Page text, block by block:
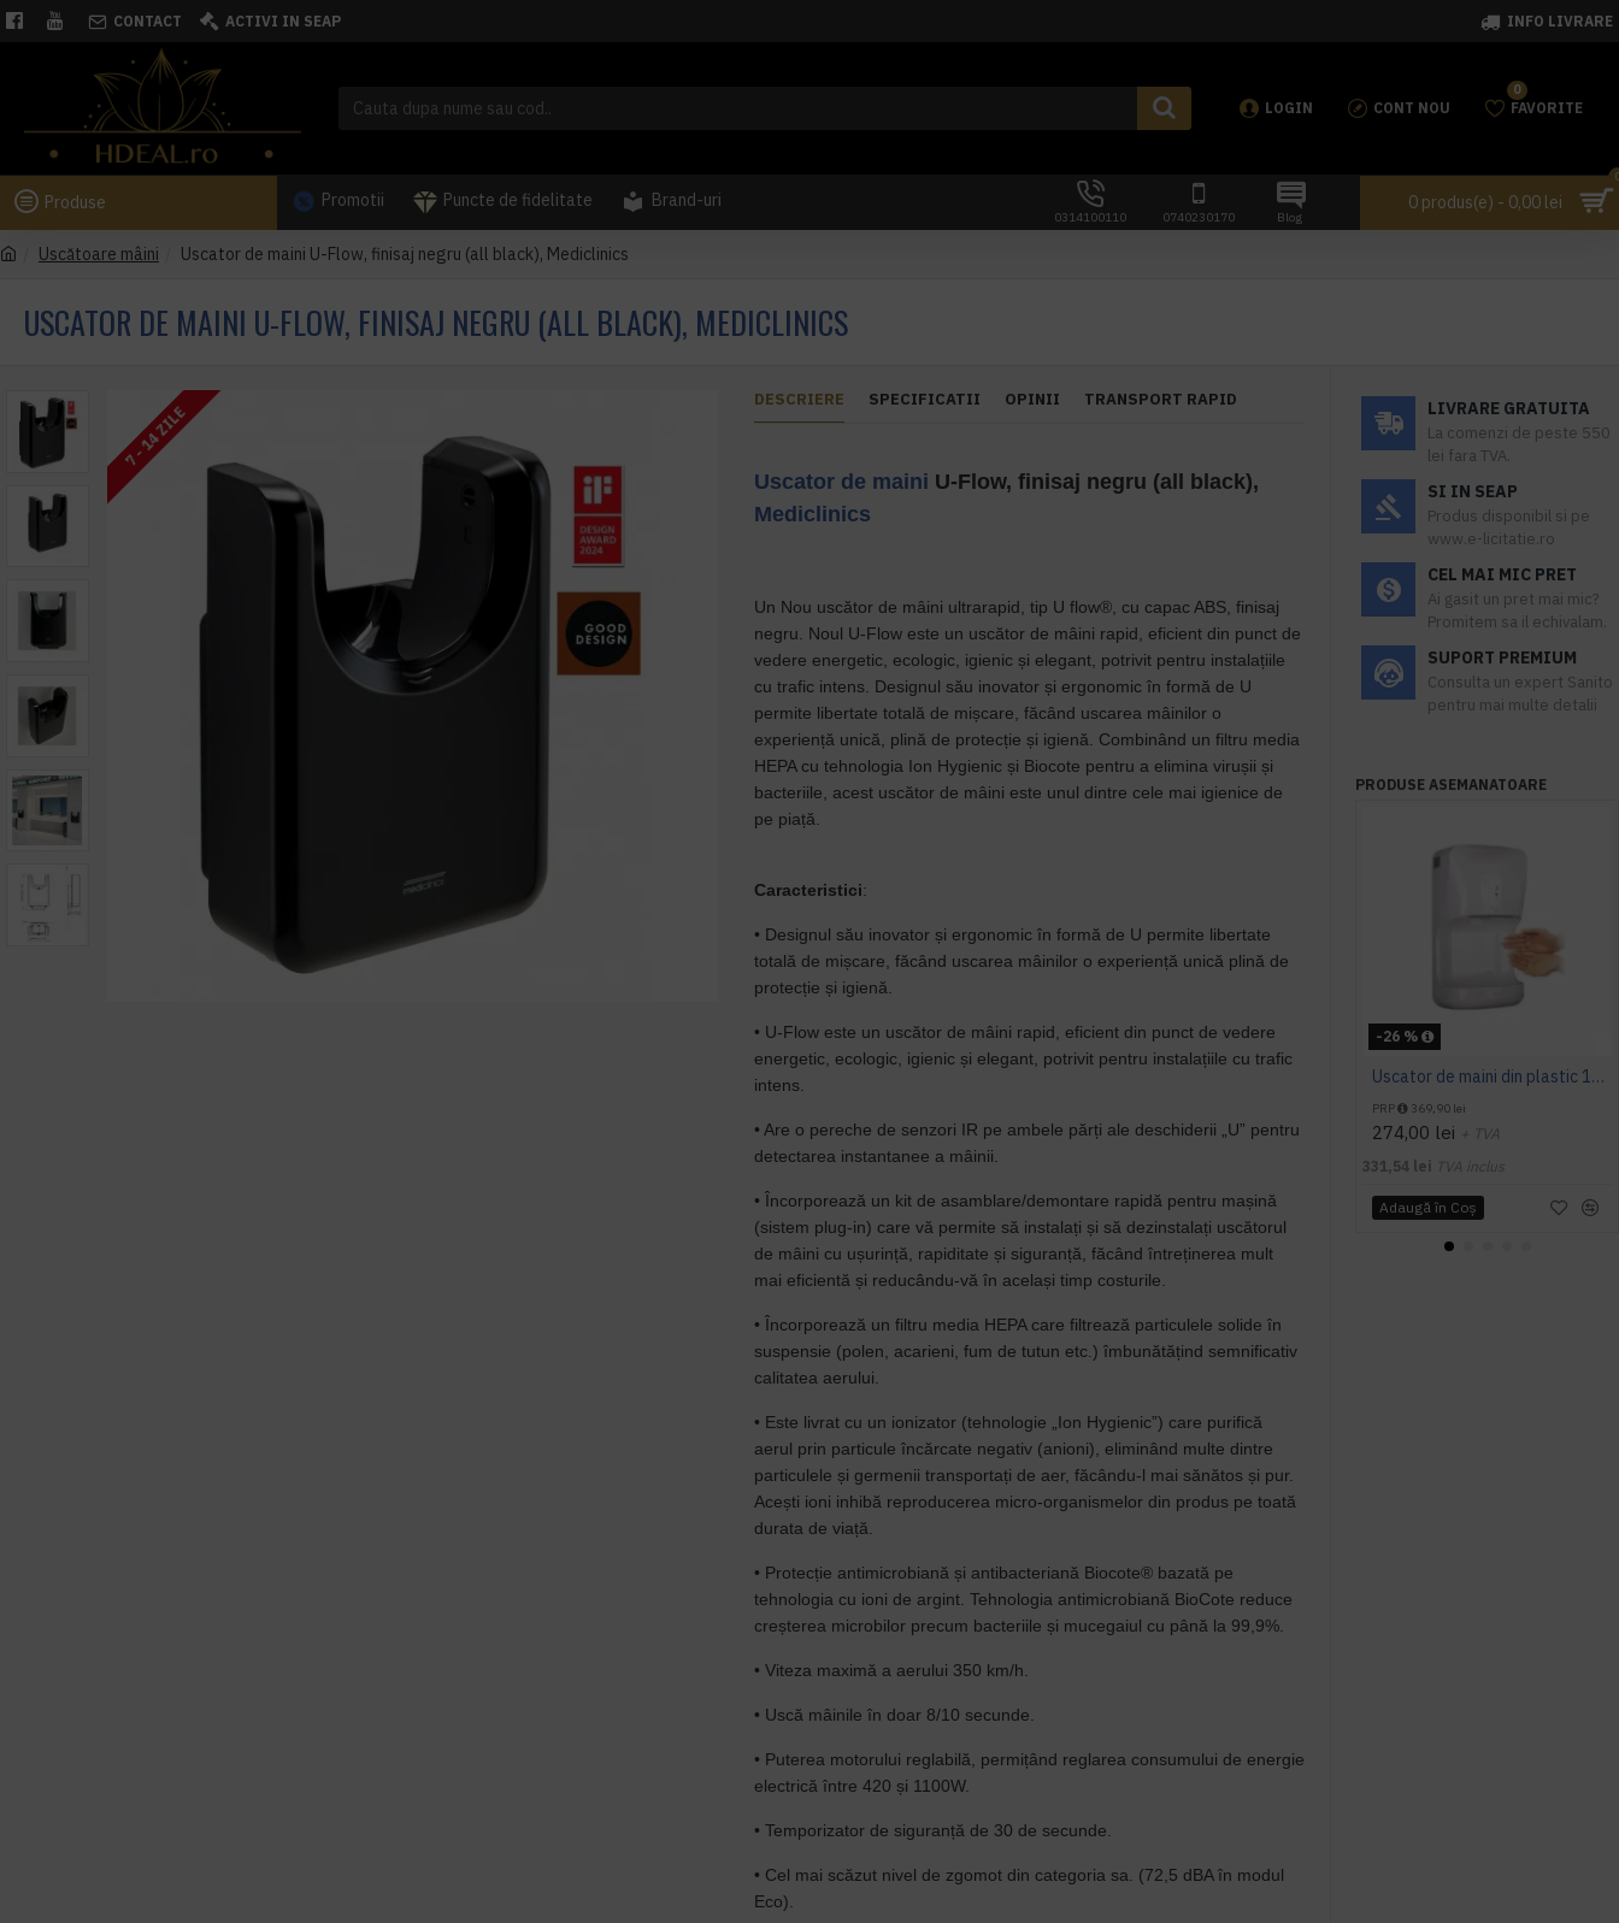
CONTACT ACTIVI IN SEAP INFO LIVRARE
LOGIN CONT NOU FAVORITE
0
Produse Promotii Puncte de fidelitate Brand-uri
0314100110 0740230170 Blog
0 produs(e) - 0,00 lei
Uscătoare mâini Uscator de maini U-Flow, finisaj negru (all black), Mediclinics
USCATOR DE MAINI U-FLOW, FINISAJ NEGRU (ALL BLACK), MEDICLINICS
7 - 14 ZILE
DESCRIERE SPECIFICATII OPINII TRANSPORT RAPID
Uscator de maini U-Flow, finisaj negru (all black),
Mediclinics
Un Nou uscător de mâini ultrarapid, tip U flow®, cu capac ABS, finisaj
negru. Noul U-Flow este un uscător de mâini rapid, eficient din punct de
vedere energetic, ecologic, igienic și elegant, potrivit pentru instalațiile
cu trafic intens. Designul său inovator și ergonomic în formă de U
permite libertate totală de mișcare, făcând uscarea mâinilor o
experiență unică, plină de protecție și igienă. Combinând un filtru media
HEPA cu tehnologia Ion Hygienic și Biocote pentru a elimina virușii și
bacteriile, acest uscător de mâini este unul dintre cele mai igienice de
pe piață.
Caracteristici:
• Designul său inovator și ergonomic în formă de U permite libertate
totală de mișcare, făcând uscarea mâinilor o experiență unică plină de
protecție și igienă.
• U-Flow este un uscător de mâini rapid, eficient din punct de vedere
energetic, ecologic, igienic și elegant, potrivit pentru instalațiile cu trafic
intens.
• Are o pereche de senzori IR pe ambele părți ale deschiderii „U” pentru
detectarea instantanee a mâinii.
• Încorporează un kit de asamblare/demontare rapidă pentru mașină
(sistem plug-in) care vă permite să instalați și să dezinstalați uscătorul
de mâini cu ușurință, rapiditate și siguranță, făcând întreținerea mult
mai eficientă și reducându-vă în același timp costurile.
• Încorporează un filtru media HEPA care filtrează particulele solide în
suspensie (polen, acarieni, fum de tutun etc.) îmbunătățind semnificativ
calitatea aerului.
• Este livrat cu un ionizator (tehnologie „Ion Hygienic”) care purifică
aerul prin particule încărcate negativ (anioni), eliminând multe dintre
particulele și germenii transportați de aer, făcându-l mai sănătos și pur.
Acești ioni inhibă reproducerea micro-organismelor din produs pe toată
durata de viață.
• Protecție antimicrobiană și antibacteriană Biocote® bazată pe
tehnologia cu ioni de argint. Tehnologia antimicrobiană BioCote reduce
creșterea microbilor precum bacteriile și mucegaiul cu până la 99,9%.
• Viteza maximă a aerului 350 km/h.
• Uscă mâinile în doar 8/10 secunde.
• Puterea motorului reglabilă, permițând reglarea consumului de energie
electrică între 420 și 1100W.
• Temporizator de siguranță de 30 de secunde.
• Cel mai scăzut nivel de zgomot din categoria sa. (72,5 dBA în modul
Eco).
LIVRARE GRATUITA
La comenzi de peste 550
lei fara TVA.
SI IN SEAP
Produs disponibil si pe
www.e-licitatie.ro
CEL MAI MIC PRET
Ai gasit un pret mai mic?
Promitem sa il echivalam.
SUPORT PREMIUM
Consulta un expert Sanito
pentru mai multe detalii
PRODUSE ASEMANATOARE
-26 %
Uscator de maini din plastic 1400 W AQAS
PRP 369,90 lei
274,00 lei + TVA
331,54 lei TVA inclus
Adaugă în Coş